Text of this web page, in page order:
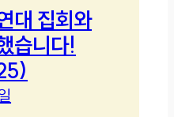
대 집회와
습니다!